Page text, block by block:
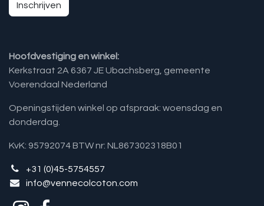
Inschrijven
Hoofdvestiging en winkel:
Kerkstraat 2A 6367 JE Ubachsberg, gemeente
Voerendaal Nederland
Openingstijden winkel op afspraak: woensdag en
donderdag.
KvK: 95792074 BTW nr: NL867302318B01
+31 (0)45-5754557
info@vennecolcoton.com